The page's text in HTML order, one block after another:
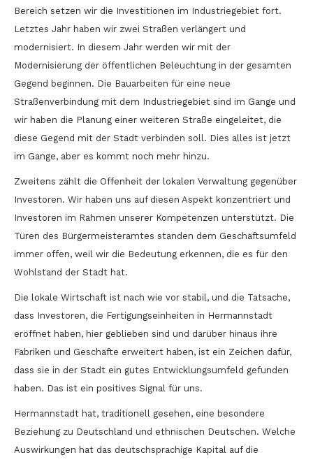
Bereich setzen wir die Investitionen im Industriegebiet fort.
Letztes Jahr haben wir zwei Straßen verlängert und
modernisiert. In diesem Jahr werden wir mit der
Modernisierung der öffentlichen Beleuchtung in der gesamten
Gegend beginnen. Die Bauarbeiten für eine neue
Straßenverbindung mit dem Industriegebiet sind im Gange und
wir haben die Planung einer weiteren Straße eingeleitet, die
diese Gegend mit der Stadt verbinden soll. Dies alles ist jetzt
im Gange, aber es kommt noch mehr hinzu.
Zweitens zählt die Offenheit der lokalen Verwaltung gegenüber
Investoren. Wir haben uns auf diesen Aspekt konzentriert und
Investoren im Rahmen unserer Kompetenzen unterstützt. Die
Türen des Bürgermeisteramtes standen dem Geschäftsumfeld
immer offen, weil wir die Bedeutung erkennen, die es für den
Wohlstand der Stadt hat.
Die lokale Wirtschaft ist nach wie vor stabil, und die Tatsache,
dass Investoren, die Fertigungseinheiten in Hermannstadt
eröffnet haben, hier geblieben sind und darüber hinaus ihre
Fabriken und Geschäfte erweitert haben, ist ein Zeichen dafür,
dass sie in der Stadt ein gutes Entwicklungsumfeld gefunden
haben. Das ist ein positives Signal für uns.
Hermannstadt hat, traditionell gesehen, eine besondere
Beziehung zu Deutschland und ethnischen Deutschen. Welche
Auswirkungen hat das deutschsprachige Kapital auf die